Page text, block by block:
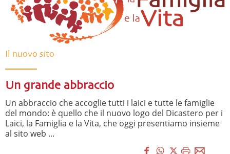
Il nuovo sito
Un grande abbraccio
Un abbraccio che accoglie tutti i laici e tutte le famiglie
del mondo: è quello che il nuovo logo del Dicastero per i
Laici, la Famiglia e la Vita, che oggi presentiamo insieme
al sito web ...